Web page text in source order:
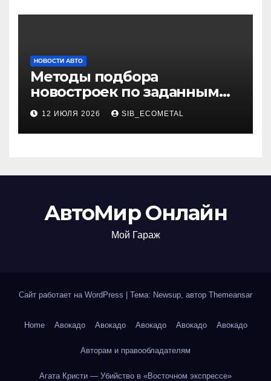
НОВОСТИ АВТО
Методы подбора
новостроек по заданным
критериям
12 ИЮЛЯ 2026 SIB_ECOMETAL
АвтоМир Онлайн
Мой Гараж
Сайт работает на WordPress | Тема: Newsup, автор Themeansar
Home Авокадо Авокадо Авокадо Авокадо Авокадо
Авторам и правообладателям
Агата Кристи — Убийство в «Восточном экспрессе»